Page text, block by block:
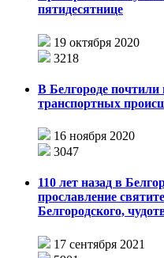
пятидесятнице
19 октября 2020
3218
В Белгороде
транспортных
16 ноября 2020
3047
110 лет назад в
прославление
Белгородского,
17 сентября 2021